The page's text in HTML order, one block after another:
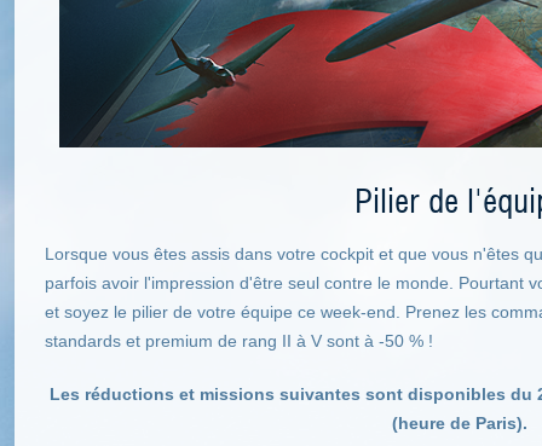
Pilier de
Lorsque vous êtes assis dans votre cockpit et que vous n'êtes
parfois avoir l'impression d'être seul contre le monde. Pourtant
et soyez le pilier de votre équipe ce week-end. Prenez les
standards et premium de rang II à V sont à -50 % !
Les réductions et missions suivantes sont disponibles du
(heure de Paris).